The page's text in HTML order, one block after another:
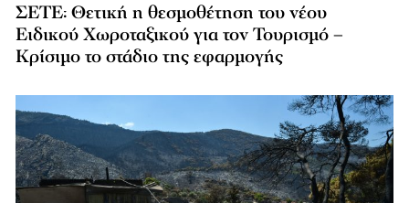
ΣΕΤΕ: Θετική η θεσμοθέτηση του νέου
Ειδικού Χωροταξικού για τον Τουρισμό –
Κρίσιμο το στάδιο της εφαρμογής